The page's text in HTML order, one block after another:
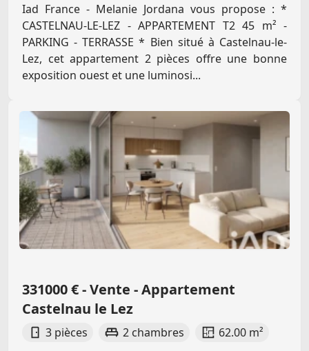
Iad France - Melanie Jordana vous propose : *
CASTELNAU-LE-LEZ - APPARTEMENT T2 45 m² -
PARKING - TERRASSE * Bien situé à Castelnau-le-
Lez, cet appartement 2 pièces offre une bonne
exposition ouest et une luminosi...
331000 € - Vente - Appartement
Castelnau le Lez
3 pièces 2 chambres
62.00 m²